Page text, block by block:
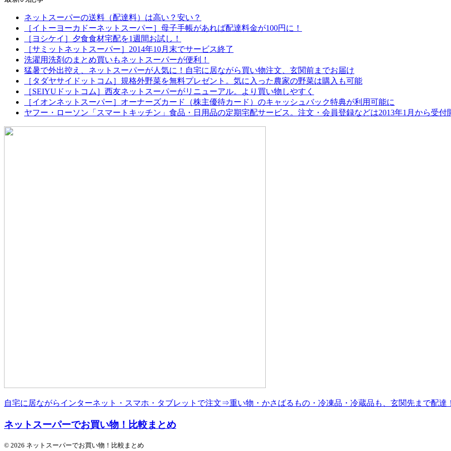
ネットスーパーの送料（配達料）は高い？安い？
［イトーヨーカドーネットスーパー］母子手帳があれば配達料金が100円に！
［ヨシケイ］夕食食材宅配を1週間お試し！
［サミットネットスーパー］2014年10月末でサービス終了
洗濯用洗剤のまとめ買いもネットスーパーが便利！
猛暑で外出控え、ネットスーパーが人気に！自宅に居ながら買い物注文、玄関前までお届け
［タダヤサイドットコム］規格外野菜を無料プレゼント。気に入った農家の野菜は購入も可能
［SEIYUドットコム］西友ネットスーパーがリニューアル。より買い物しやすく
［イオンネットスーパー］オーナーズカード（株主優待カード）のキャッシュバック特典が利用可能に
ヤフー・ローソン「スマートキッチン」食品・日用品の定期宅配サービス。注文・会員登録などは2013年1月から受付
自宅に居ながらインターネット・スマホ・タブレットで注文⇒重い物・かさばるもの・冷凍品・冷蔵品も、玄関先まで配達
ネットスーパーでお買い物！比較まとめ
© 2026 ネットスーパーでお買い物！比較まとめ